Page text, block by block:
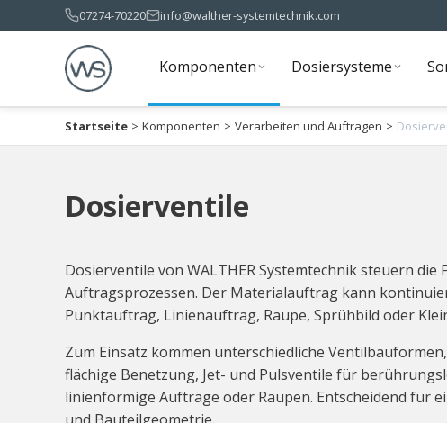
07274-70220 info@walther-systemtechnik.com
Komponenten
Dosiersysteme
Startseite > Komponenten > Verarbeiten und Auftragen >
Dosierventile
Dosierventile von WALTHER Systemtechnik steuern
Auftragsprozessen. Der Materialauftrag kann
Punktauftrag, Linienauftrag, Raupe, Sprühbild oder
Zum Einsatz kommen unterschiedliche
flächige Benetzung, Jet- und Pulsventile für
linienförmige Aufträge oder Raupen. Entscheidend für